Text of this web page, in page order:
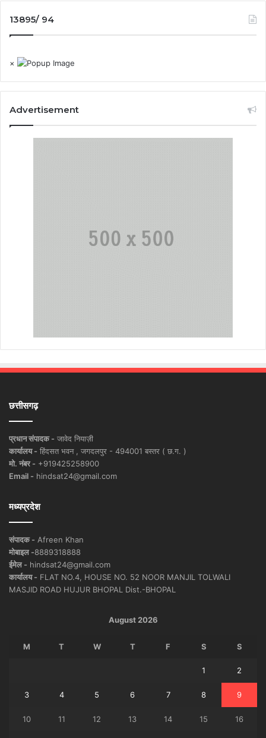
13895/ 94
×
Advertisement
छत्तीसगढ़
प्रधान संपादक - जावेद नियाज़ी
कार्यालय - हिंदसत भवन , जगदलपुर - 494001 बस्तर ( छ.ग. )
मो. नंबर - +919425258900
Email - hindsat24@gmail.com
मध्यप्रदेश
संपादक - Afreen Khan
मोबाइल -8889318888
ईमेल - hindsat24@gmail.com
कार्यालय - FLAT NO.4, HOUSE NO. 52 NOOR MANJIL TOLWALI
MASJID ROAD HUJUR BHOPAL Dist.-BHOPAL
August 2026
M T W T F S S
1 2
3 4 5 6 7 8 9
10 11 12 13 14 15 16